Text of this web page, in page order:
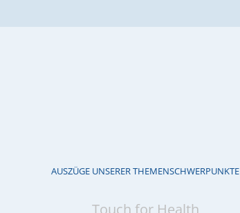
AUSZÜGE UNSERER THEMENSCHWERPUNKTE